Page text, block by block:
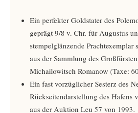
Ein perfekter Goldstater des
geprägt 9/8 v. Chr. für Augustus
stempelglänzende Prachtexemplar
aus der Sammlung des
Michailowitsch Romanow (Taxe:
Ein fast vorzüglicher Sesterz des
Rückseitendarstellung des Hafens
aus der Auktion Leu 57 von 1993.